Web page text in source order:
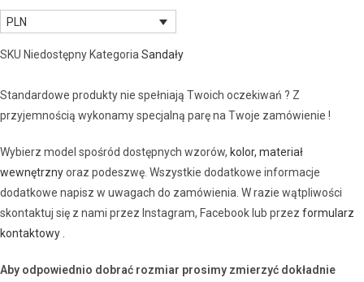
PLN
SKU Niedostępny Kategoria Sandały
Standardowe produkty nie spełniają Twoich oczekiwań ? Z
przyjemnością wykonamy specjalną parę na Twoje zamówienie !
Wybierz model spośród dostępnych wzorów, kolor, materiał
wewnętrznyoraz podeszwę. Wszystkie dodatkowe informacje
dodatkowe napisz w uwagach do zamówienia. W razie wątpliwości
skontaktuj się z nami przez Instagram, Facebook lub przez formularz
kontaktowy .
Aby odpowiednio dobrać rozmiar prosimy zmierzyć dokładnie